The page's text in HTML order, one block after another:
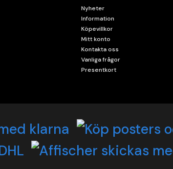
Nyheter
Information
Köpevillkor
Mitt konto
Kontakta oss
Vanliga frågor
Presentkort